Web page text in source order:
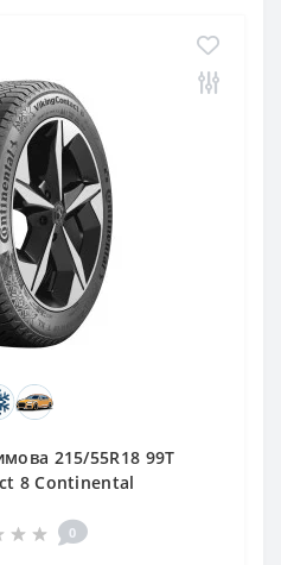
215/55R18 99T
8 Continental
0